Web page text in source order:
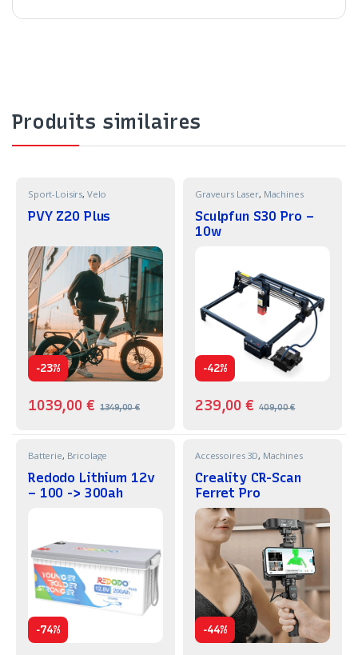
Produits similaires
Sport-Loisirs, Velo
PVY Z20 Plus
-23%
1039,00 € 1349,00€
Graveurs Laser, Machines
Sculpfun S30 Pro –
10w
-42%
239,00€ 409,00€
Batterie, Bricolage
Redodo Lithium 12v
– 100 -> 300ah
-74%
Accessoires 3D, Machines
Creality CR-Scan
Ferret Pro
-44%